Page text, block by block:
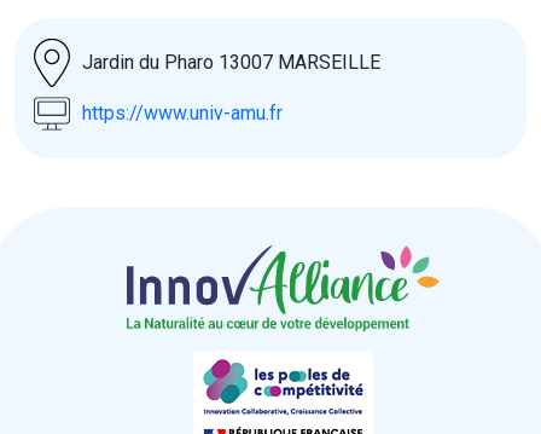
Jardin du Pharo 13007 MARSEILLE
https://www.univ-amu.fr